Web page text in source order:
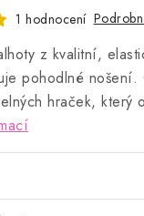
1 hodnocení
z kvalitní,
pohodlné
hraček, který